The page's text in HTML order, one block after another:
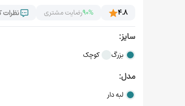
4.8
90%رضایت مشتری نظرات
سایز:
بزرگ کوچک
مدل:
لبه دار